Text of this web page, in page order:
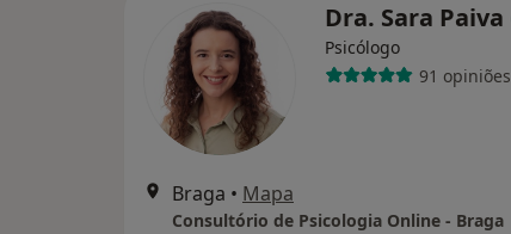
Dra. Sara Paiva
Psicólogo
91 opiniões
Braga • Mapa
Consultório de Psicologia Online - Braga